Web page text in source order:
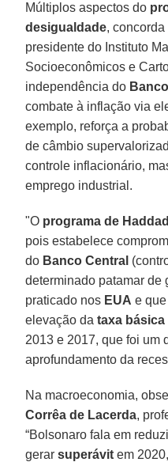
Múltiplos aspectos do
desigualdade, concorda
presidente do Instituto
Socioeconômicos e
independência do
combate à inflação via
exemplo, reforça a
de câmbio
controle inflacionário,
emprego industrial.
"O programa de Haddad
pois estabelece
do Banco Central
determinado patamar de
praticado nos EUA e
elevação dataxa
2013 e 2017, que foi um
aprofundamento da
Na macroeconomia,
Corrêa de Lacerda,
“Bolsonaro fala em
gerarsuperávit em